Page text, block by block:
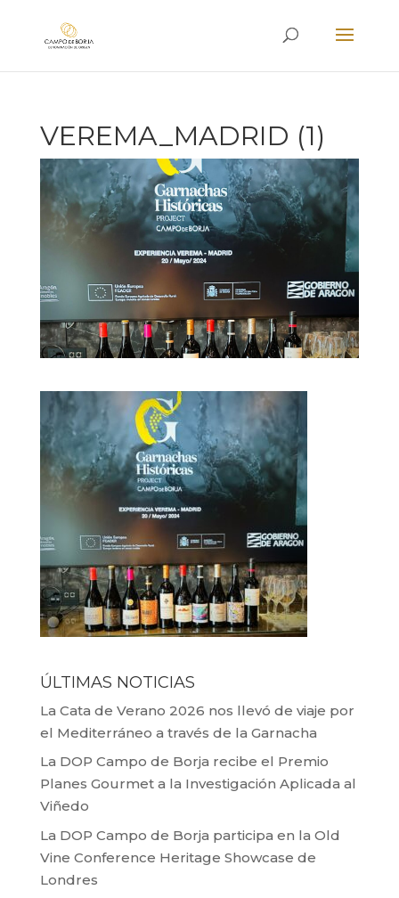
VEREMA_MADRID (1)
ÚLTIMAS NOTICIAS
La Cata de Verano 2026 nos llevó de viaje por
el Mediterráneo a través de la Garnacha
La DOP Campo de Borja recibe el Premio
Planes Gourmet a la Investigación Aplicada al
Viñedo
La DOP Campo de Borja participa en la Old
Vine Conference Heritage Showcase de
Londres